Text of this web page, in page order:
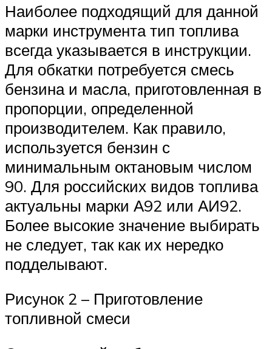
Наиболее подходящий для данной
марки инструмента тип топлива
всегда указывается в инструкции.
Для обкатки потребуется смесь
бензина и масла, приготовленная в
пропорции, определенной
производителем. Как правило,
используется бензин с
минимальным октановым числом
90. Для российских видов топлива
актуальны марки А92 или АИ92.
Более высокие значение выбирать
не следует, так как их нередко
подделывают.
Рисунок 2 – Приготовление
топливной смеси